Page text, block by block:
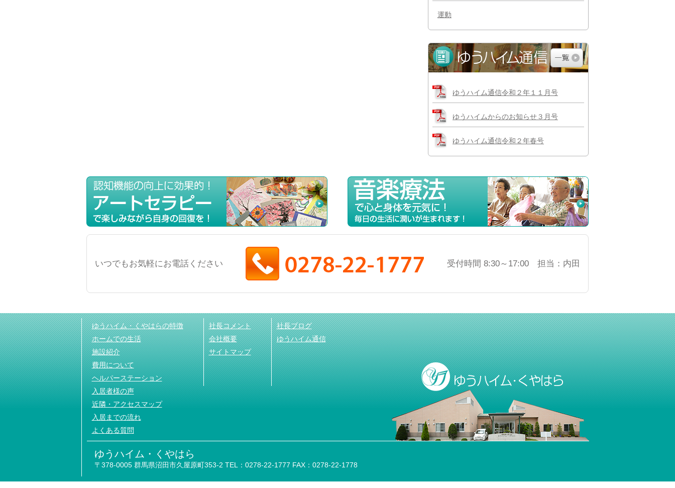
運動
ゆうハイム通信令和２年１１月号
ゆうハイムからのお知らせ３月号
ゆうハイム通信令和２年春号
いつでもお気軽にお電話ください 受付時間 8:30～17:00 担当：内田
ゆうハイム・くやはらの特徴
ホームでの生活
施設紹介
費用について
ヘルパーステーション
入居者様の声
近隣・アクセスマップ
入居までの流れ
よくある質問
社長コメント
会社概要
サイトマップ
社長ブログ
ゆうハイム通信
ゆうハイム・くやはら
〒378-0005 群馬県沼田市久屋原町353-2 TEL：0278-22-1777 FAX：0278-22-1778